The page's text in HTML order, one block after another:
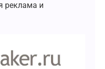
реклама и